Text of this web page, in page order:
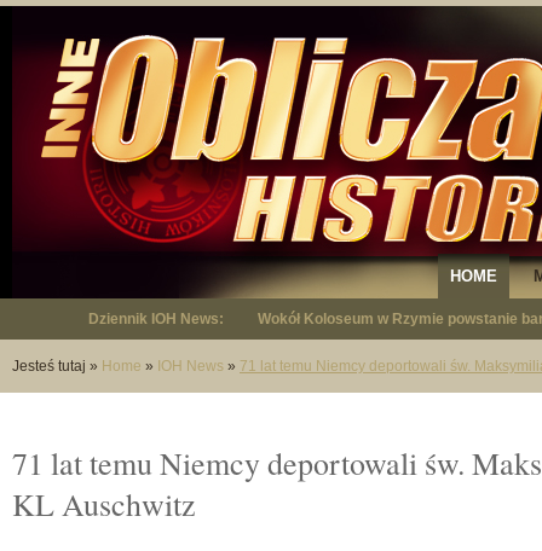
HOME
Dziennik IOH News: Wokół Koloseum w Rzymie powstanie
"Niepodległy - opowieść o Januszu
Jesteś tutaj » Home » IOH News » 71 lat temu Niemcy deportowali św.
71 lat temu Niemcy deportowali św.
KL Auschwitz